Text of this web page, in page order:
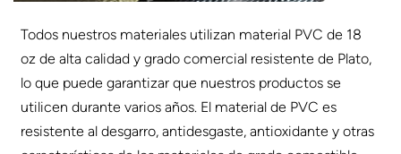
Todos nuestros materiales utilizan material PVC de 18
oz de alta calidad y grado comercial resistente de Plato,
lo que puede garantizar que nuestros productos se
utilicen durante varios años. El material de PVC es
resistente al desgarro, antidesgaste, antioxidante y otras